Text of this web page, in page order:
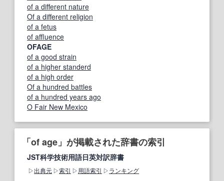
of a different nature
Of a different religion
of a fetus
of affluence
OFAGE
of a good strain
of a higher standerd
of a high order
Of a hundred battles
of a hundred years ago
O Fair New Mexico
「of age」が掲載された辞書の索引
JST科学技術用語日英対訳辞書
出典元 索引 用語索引 ランキング